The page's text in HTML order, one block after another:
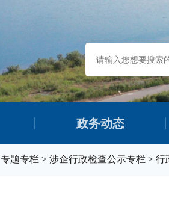
政务动态
专题专栏 > 涉企行政检查公示专栏 > 行